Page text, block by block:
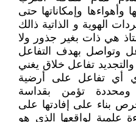
وأهواءها وإمكاناتها حتى
الهوية و الذاتية ذالك
هي ذات بغير جذور ولا
وتواصل بهدف التفاعل
والتجديد تفاعل خلاق يغني
أي تفاعل على أرضية
ومحددة تؤمن بقداسة
بناء على إفادتها على
علمية لواقعها الذي هو